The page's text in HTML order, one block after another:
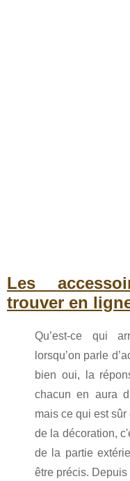
Les
trouver en
Qu’est-ce qui
lorsqu’on parle
bien oui, la
chacun en aura
mais ce qui est sûr
de la décoration,
de la partie
être précis.